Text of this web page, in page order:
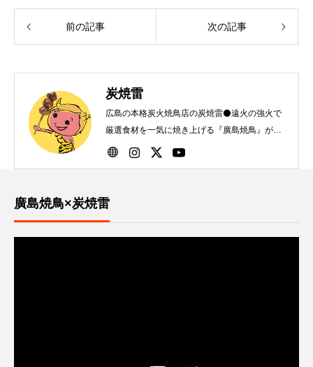
前の記事 次の記事
炭焼雷
広島の本格炭火焼鳥店の炭焼雷⚫️遠火の強火で
厳選食材を一気に焼き上げる『廣島焼鳥』が自
慢です！
廣島焼鳥×炭焼雷